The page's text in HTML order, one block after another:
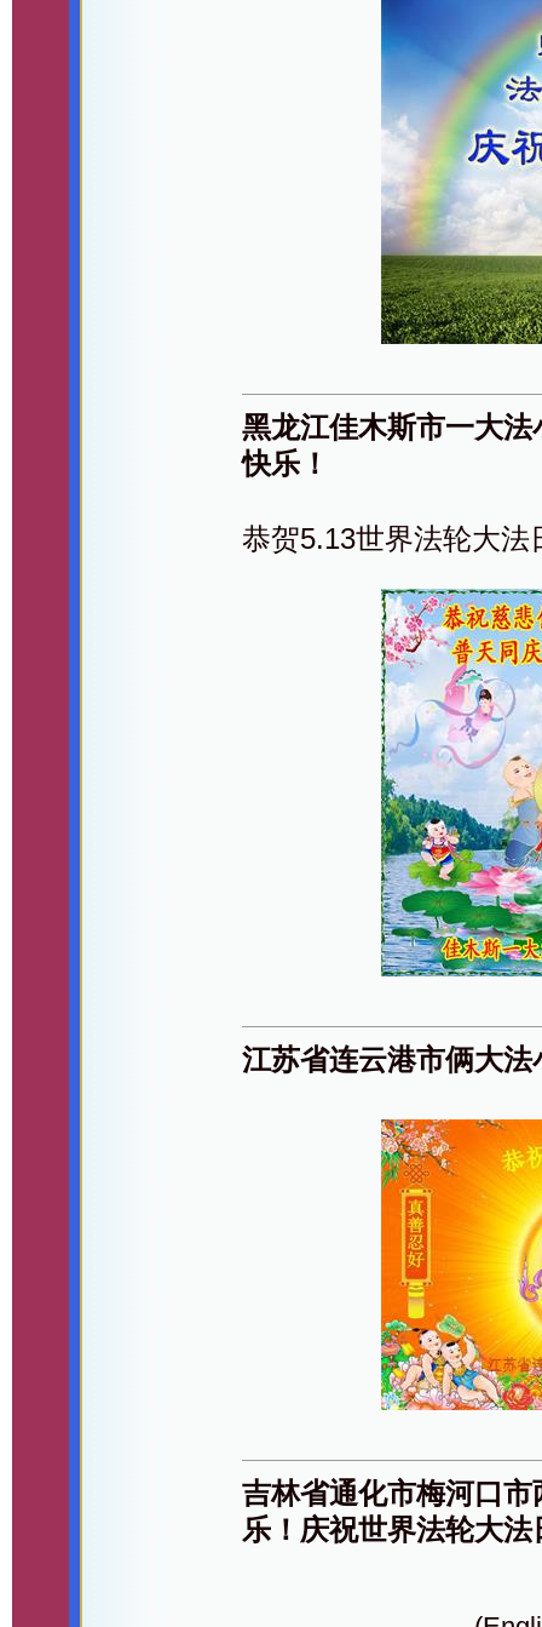
黑龙江佳木斯市一大
快乐！
恭贺5.13世界法轮大法
江苏省连云港市俩大
吉林省通化市梅河口
乐！庆祝世界法轮大法